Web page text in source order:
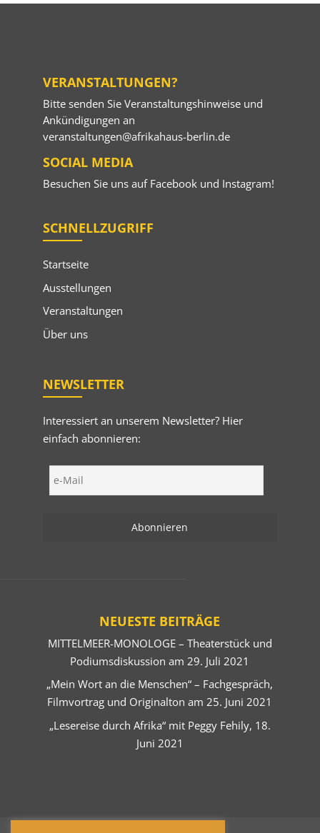
VERANSTALTUNGEN?
Bitte senden Sie Veranstaltungshinweise und
Ankündigungen an
veranstaltungen@afrikahaus-berlin.de
SOCIAL MEDIA
Besuchen Sie uns auf Facebookund Instagram!
SCHNELLZUGRIFF
Startseite
Ausstellungen
Veranstaltungen
Über uns
NEWSLETTER
Interessiert an unserem Newsletter? Hier
einfach abonnieren:
NEUESTE BEITRÄGE
MITTELMEER-MONOLOGE – Theaterstück und
Podiumsdiskussion am 29. Juli 2021
„Mein Wort an die Menschen“ – Fachgespräch,
Filmvortrag und Originalton am 25. Juni 2021
„Lesereise durch Afrika“ mit Peggy Fehily, 18.
Juni 2021